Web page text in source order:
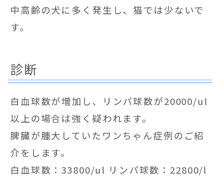
中高齢の犬に多く発生し、猫では少ないで
す。
診断
白血球数が増加し、リンパ球数が20000/ul
以上の場合は強く疑われます。
脾臓が腫大していたワンちゃん症例のご紹
介をします。
白血球数：33800/ul リンパ球数：22800/l